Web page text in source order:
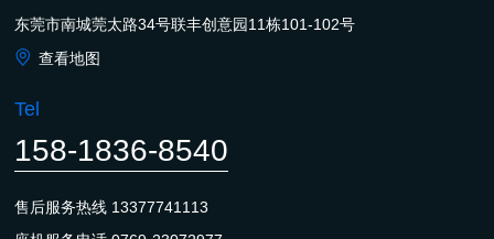
东莞市南城莞太路34号联丰创意园11栋101-102号
查看地图
Tel
158-1836-8540
售后服务热线 13377741113